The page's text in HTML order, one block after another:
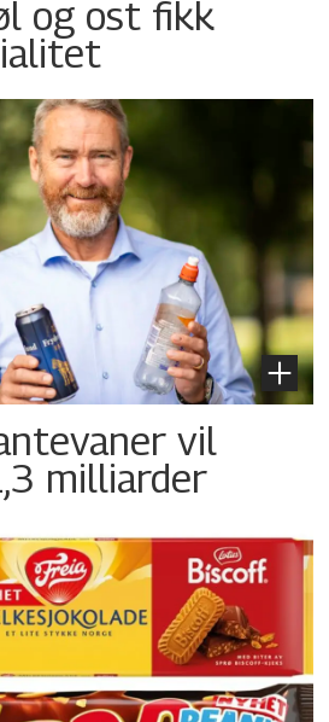
og ost fikk
vil
milliarder